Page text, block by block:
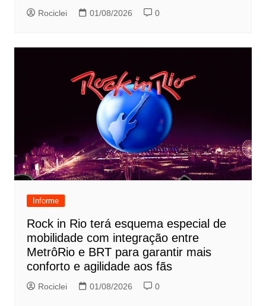
Rociclei 01/08/2026 0
Informe
Rock in Rio terá esquema especial de
mobilidade com integração entre
MetrôRio e BRT para garantir mais
conforto e agilidade aos fãs
Rociclei 01/08/2026 0